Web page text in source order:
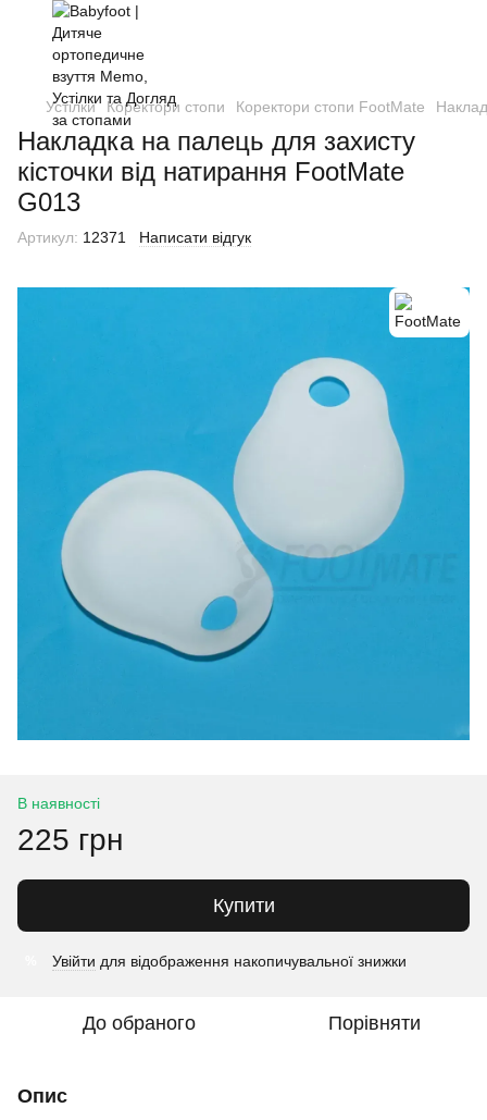
Устілки Коректори стопи Коректори стопи FootMate
Накладка на палець для захисту
кісточки від натирання FootMate
G013
Артикул: 12371 Написати відгук
В наявності
225 грн
Купити
Увійти для відображення накопичувальної знижки
До обраного Порівняти
Опис